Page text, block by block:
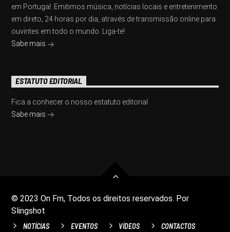
em Portugal. Emitimos música, notícias locais e entretenimento
em direto, 24 horas por dia, através de transmissão online para
ouvintes em todo o mundo. Liga-te!
Sabe mais
ESTATUTO EDITORIAL
Fica a conhecer o nosso estatuto editorial
Sabe mais
© 2023 On Fm, Todos os direitos reservados. Por
Slingshot
NOTÍCIAS EVENTOS VÍDEOS CONTACTOS